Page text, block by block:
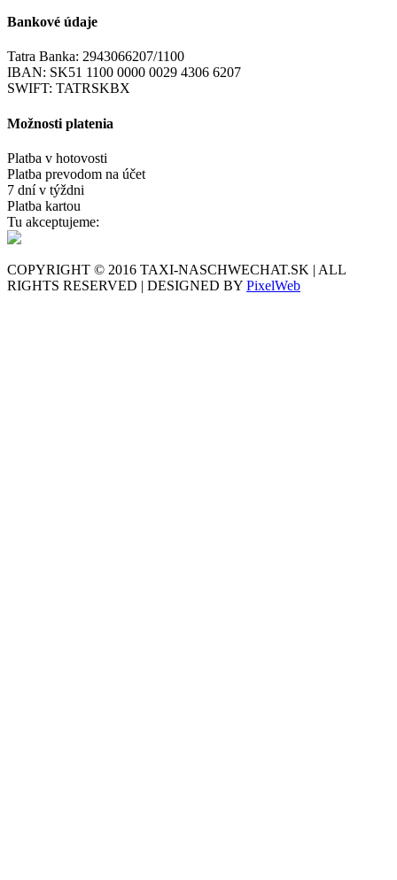
Bankové údaje
Tatra Banka: 2943066207/1100
IBAN: SK51 1100 0000 0029 4306 6207
SWIFT: TATRSKBX
Možnosti platenia
Platba v hotovosti
Platba prevodom na účet
7 dní v týždni
Platba kartou
Tu akceptujeme:
COPYRIGHT © 2016 TAXI-NASCHWECHAT.SK | ALL
RIGHTS RESERVED | DESIGNED BY PixelWeb